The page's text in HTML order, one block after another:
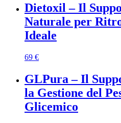
Dietoxil – Il
Naturale per
Ideale
69 €
GLPura – Il
la Gestione del
Glicemico